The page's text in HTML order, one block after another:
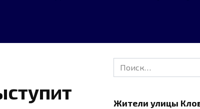
Search
for:
Жители улицы